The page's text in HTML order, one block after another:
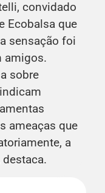
convidado
Ecobalsa que
sensação foi
amigos.
sobre
ameaças que
a
destaca.